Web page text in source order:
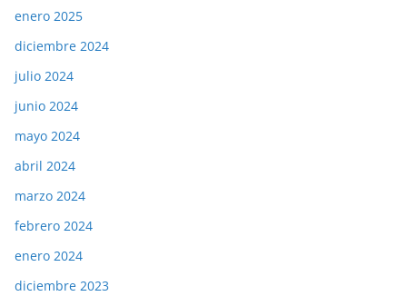
enero 2025
diciembre 2024
julio 2024
junio 2024
mayo 2024
abril 2024
marzo 2024
febrero 2024
enero 2024
diciembre 2023